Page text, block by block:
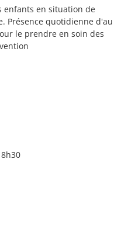
enfants en situation de
Présence quotidienne d'au
le prendre en soin des